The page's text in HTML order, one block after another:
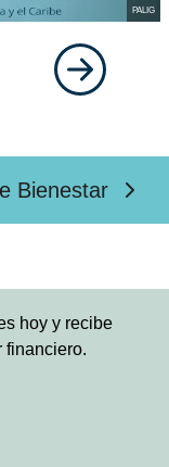
PALIG
Bienestar
hoy y recibe
financiero.